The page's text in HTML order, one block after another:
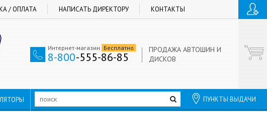
/ ОПЛАТА НАПИСАТЬ ДИРЕКТОРУ КОНТАКТЫ
Интернет-магазин Бесплатно
8-800-555-86-85
ПРОДАЖА АВТОШИН И
ДИСКОВ
ПУНКТЫ ВЫДАЧИ